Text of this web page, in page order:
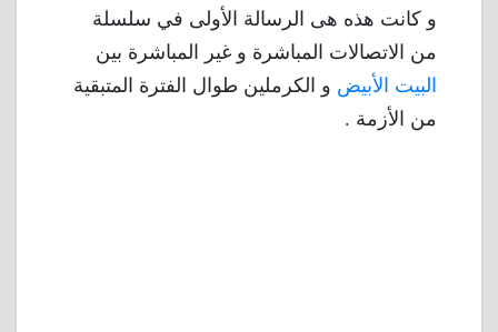
و كانت هذه هى الرسالة الأولى في سلسلة
من الاتصالات المباشرة و غير المباشرة بين
البيت الأبيض و الكرملين طوال الفترة المتبقية
من الأزمة .